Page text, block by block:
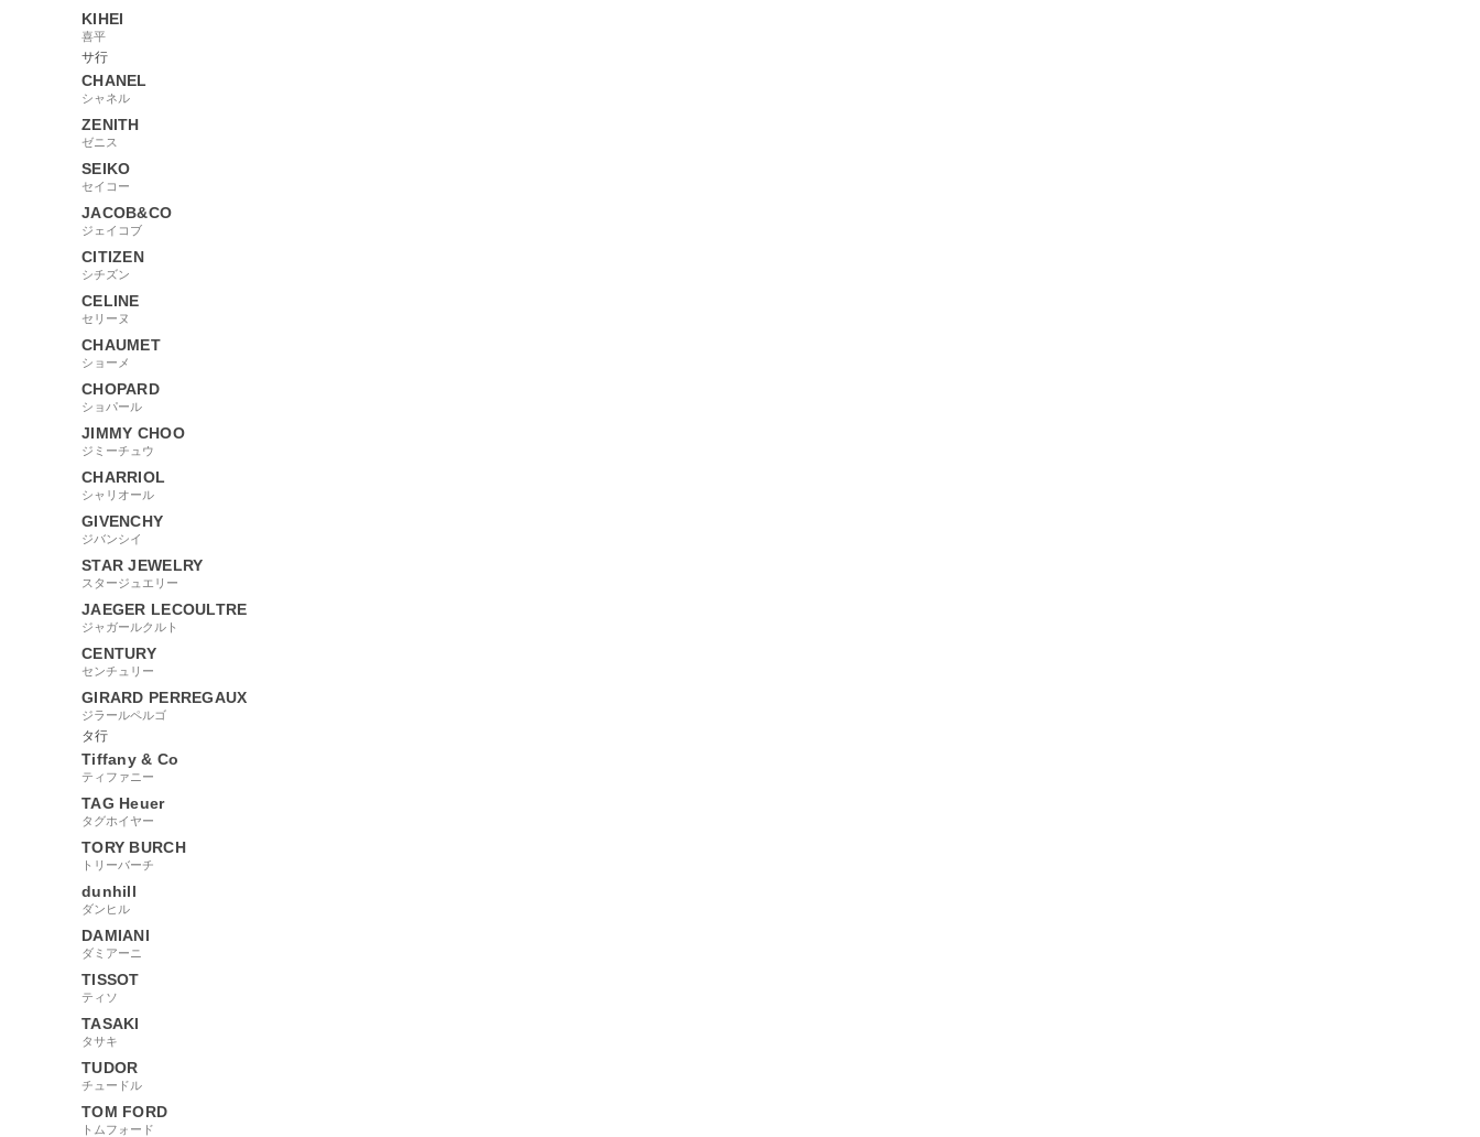
KIHEI
喜平
サ行
CHANEL
シャネル
ZENITH
ゼニス
SEIKO
セイコー
JACOB&CO
ジェイコブ
CITIZEN
シチズン
CELINE
セリーヌ
CHAUMET
ショーメ
CHOPARD
ショパール
JIMMY CHOO
ジミーチュウ
CHARRIOL
シャリオール
GIVENCHY
ジバンシイ
STAR JEWELRY
スタージュエリー
JAEGER LECOULTRE
ジャガールクルト
CENTURY
センチュリー
GIRARD PERREGAUX
ジラールペルゴ
タ行
Tiffany & Co
ティファニー
TAG Heuer
タグホイヤー
TORY BURCH
トリーバーチ
dunhill
ダンヒル
DAMIANI
ダミアーニ
TISSOT
ティソ
TASAKI
タサキ
TUDOR
チュードル
TOM FORD
トムフォード